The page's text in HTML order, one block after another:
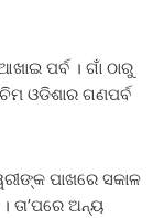
ପର୍ବ । ଗାଁ ଠାରୁ
ଓଡିଶାର ଗଣପର୍ବ
ପାଖରେ ସକାଳ
ତା’ପରେ ଅନ୍ୟ